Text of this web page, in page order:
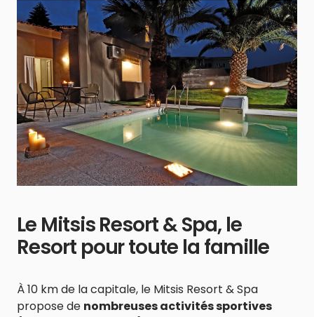
Le Mitsis Resort & Spa, le
Resort pour toute la famille
À 10 km de la capitale, le Mitsis Resort & Spa
propose de nombreuses activités sportives